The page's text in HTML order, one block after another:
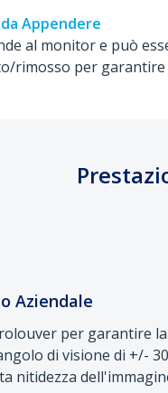
Appendere
al monitor e può
rimosso per garantire
Aziendale
per garantire
di visione di +/-
nitidezza